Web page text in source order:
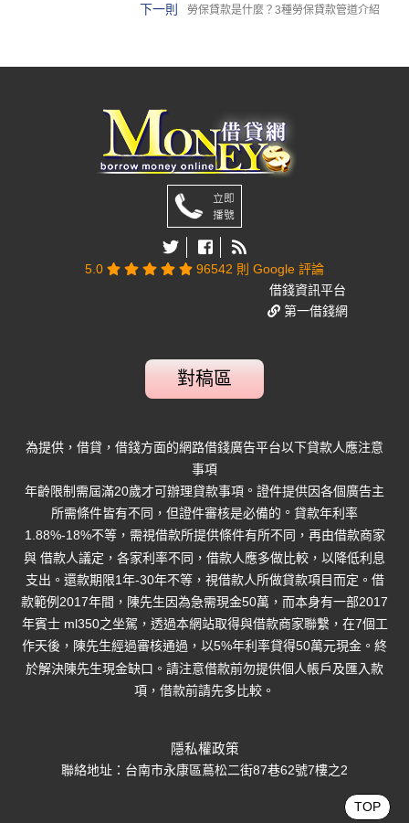
下一則 勞保貸款是什麼？3種勞保貸款管道介紹
TOP
5.0
96542 則 Google 評論
借錢資訊平台
第一借錢網
對稿區
為提供，借貸，借錢方面的網路借錢廣告平台以下貸款人應注意
事項
年齡限制需屆滿20歲才可辦理貸款事項 。 證件提供因各個廣告主
所需條件皆有不同，但證件審核是必備的 。 貸款年利率
1.88%-18%不等，需視借款所提供條件有所不同，再由借款商家
與 借款人議定，各家利率不同，借款人應多做比較，以降低利息
支出。 還款期限1年-30年不等，視借款人所做貸款項目而定。 借
款範例2017年間，陳先生因為急需現金50萬，而本身有一部2017
年賓士 ml350之坐駕，透過本網站取得與借款商家聯繫，在7個工
作天後，陳先生經過審核通過，以5%年利率貸得50萬元現金。終
於解決陳先生現金缺口。請注意借款前勿提供個人帳戶及匯入款
項，借款前請先多比較。
隱私權政策
聯絡地址：台南市永康區蔦松二街87巷62號7樓之2